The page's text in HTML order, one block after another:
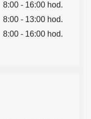
8:00 - 16:00 hod.
8:00 - 13:00 hod.
8:00 - 16:00 hod.